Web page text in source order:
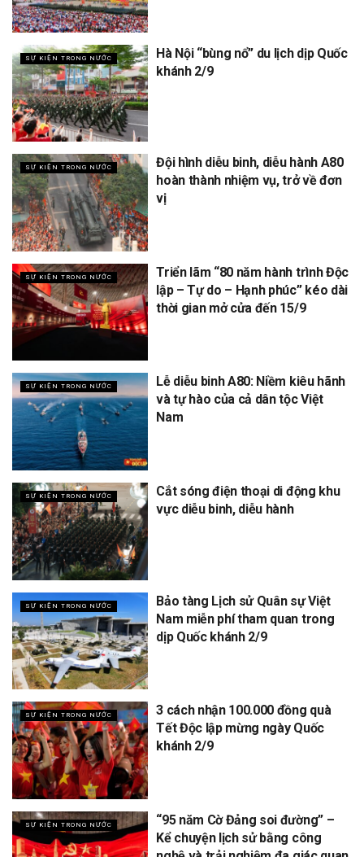
SỰ KIỆN TRONG NƯỚC
Hà Nội “bùng nổ” du lịch dịp Quốc
khánh 2/9
SỰ KIỆN TRONG NƯỚC
Đội hình diễu binh, diễu hành A80
hoàn thành nhiệm vụ, trở về đơn
vị
SỰ KIỆN TRONG NƯỚC
Triển lãm “80 năm hành trình Độc
lập – Tự do – Hạnh phúc” kéo dài
thời gian mở cửa đến 15/9
SỰ KIỆN TRONG NƯỚC
Lễ diễu binh A80: Niềm kiêu hãnh
và tự hào của cả dân tộc Việt
Nam
SỰ KIỆN TRONG NƯỚC
Cắt sóng điện thoại di động khu
vực diễu binh, diễu hành
SỰ KIỆN TRONG NƯỚC
Bảo tàng Lịch sử Quân sự Việt
Nam miễn phí tham quan trong
dịp Quốc khánh 2/9
SỰ KIỆN TRONG NƯỚC
3 cách nhận 100.000 đồng quà
Tết Độc lập mừng ngày Quốc
khánh 2/9
SỰ KIỆN TRONG NƯỚC
“95 năm Cờ Đảng soi đường” –
Kể chuyện lịch sử bằng công